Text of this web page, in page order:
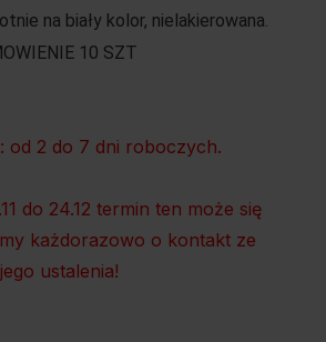
na biały kolor, nielakierowana.
10 SZT
od 2 do 7 dni roboczych.
do 24.12 termin ten może się
każdorazowo o kontakt ze
ustalenia!